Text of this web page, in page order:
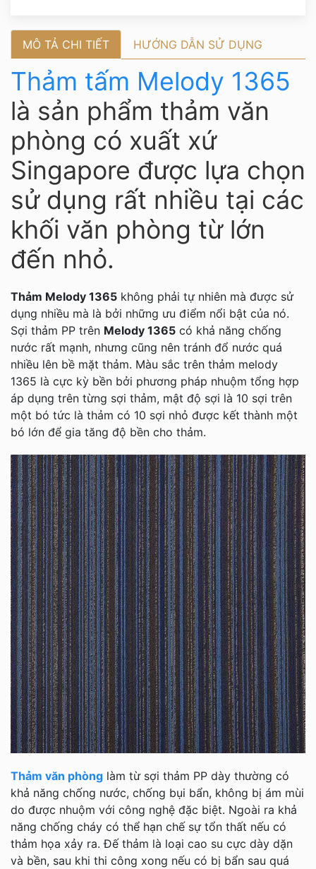
MÔ TẢ CHI TIẾT HƯỚNG DẪN SỬ DỤNG
Thảm tấm Melody 1365
là sản phẩm thảm văn
phòng có xuất xứ
Singapore được lựa chọn
sử dụng rất nhiều tại các
khối văn phòng từ lớn
đến nhỏ.
Thảm Melody 1365 không phải tự nhiên mà được sử
dụng nhiều mà là bởi những ưu điểm nổi bật của nó.
Sợi thảm PP trên Melody 1365 có khả năng chống
nước rất mạnh, nhưng cũng nên tránh đổ nước quá
nhiều lên bề mặt thảm. Màu sắc trên thảm melody
1365 là cực kỳ bền bởi phương pháp nhuộm tổng hợp
áp dụng trên từng sợi thảm, mật độ sợi là 10 sợi trên
một bó tức là thảm có 10 sợi nhỏ được kết thành một
bó lớn để gia tăng độ bền cho thảm.
Thảm văn phòng làm từ sợi thảm PP dày thường có
khả năng chống nước, chống bụi bẩn, không bị ám mùi
do được nhuộm với công nghệ đặc biệt. Ngoài ra khả
năng chống cháy có thể hạn chế sự tổn thất nếu có
thảm họa xảy ra. Đế thảm là loại cao su cực dày dặn
và bền, sau khi thi công xong nếu có bị bẩn sau quá